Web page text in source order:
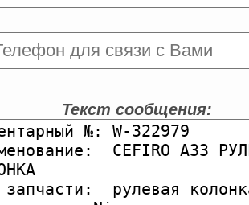
Текст сообщения: